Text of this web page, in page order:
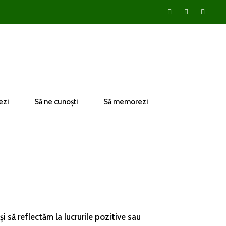
Să ne cunoști Să memorezi
să reflectăm la lucrurile pozitive sau